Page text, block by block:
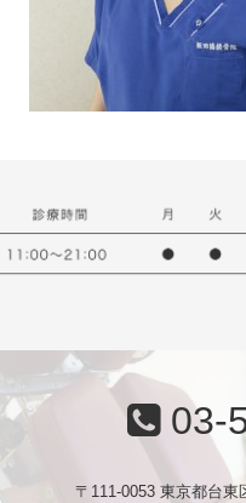
03-
〒111-0053 東京都台